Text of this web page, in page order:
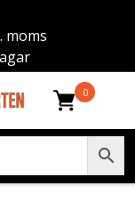
moms
0